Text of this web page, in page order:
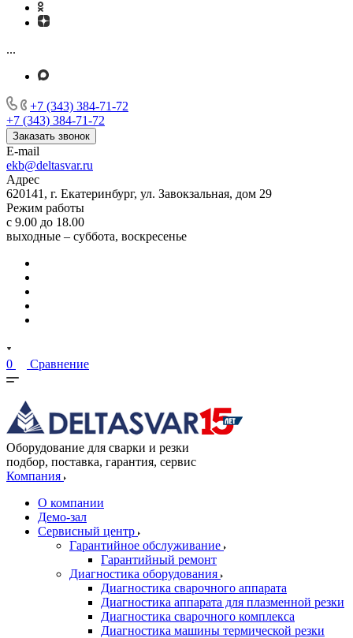
...
+7 (343) 384-71-72
+7 (343) 384-71-72
Заказать звонок
E-mail
ekb@deltasvar.ru
Адрес
620141, г. Екатеринбург, ул. Завокзальная, дом 29
Режим работы
с 9.00 до 18.00
выходные – суббота, воскресенье
0 Сравнение
Оборудование для сварки и резки
подбор, поставка, гарантия, сервис
Компания
О компании
Демо-зал
Сервисный центр
Гарантийное обслуживание
Гарантийный ремонт
Диагностика оборудования
Диагностика сварочного аппарата
Диагностика аппарата для плазменной резки
Диагностика сварочного комплекса
Диагностика машины термической резки